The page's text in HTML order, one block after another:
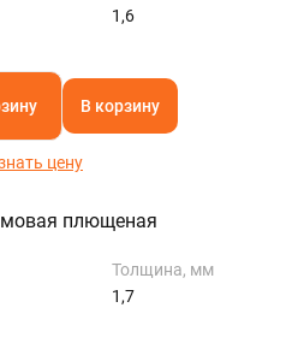
1,6
В корзину
цену
плющеная
Толщина, мм
1,7